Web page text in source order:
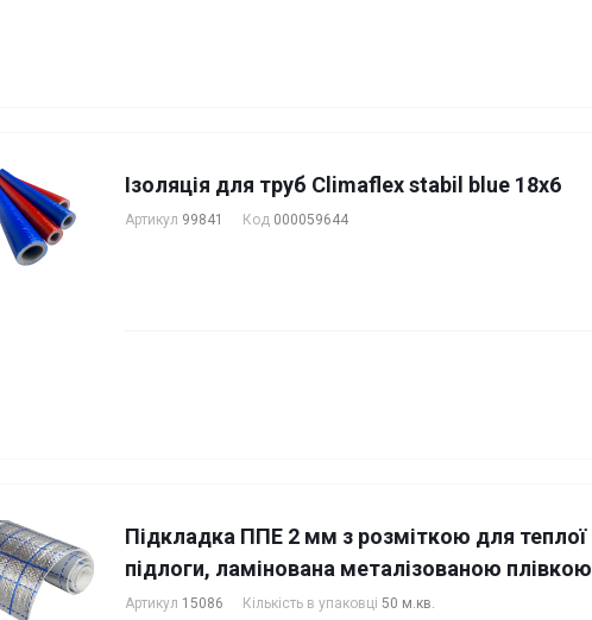
Ізоляція для труб Climaflex stabil blue 18х6
Артикул 99841 Код 000059644
Підкладка ППЕ 2 мм з розміткою для теплої
підлоги, ламінована металізованою плівкою
Артикул 15086 Кількість в упаковці 50 м.кв.